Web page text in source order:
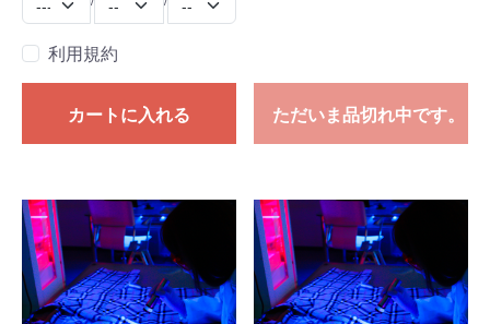
利用規約
カートに入れる ただいま品切れ中です。